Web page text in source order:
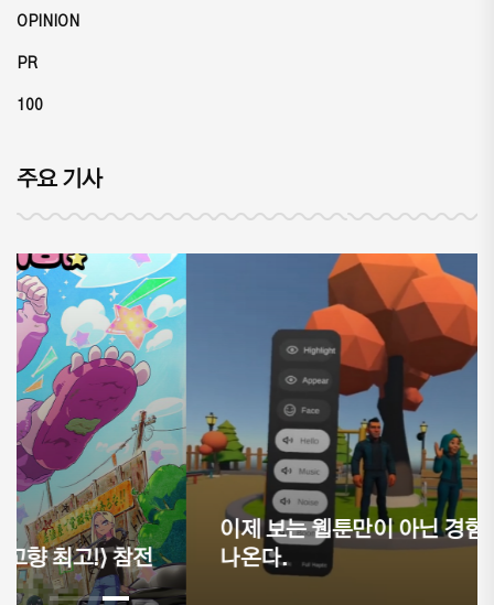
OPINION
PR
100
주요 기사
이제 보는 웹툰만이 아닌 경험하는 웹툰이
나온다.